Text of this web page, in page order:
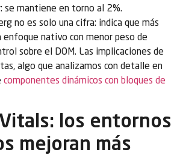
: se mantiene en torno al 2%.
no es solo una cifra: indica que más
enfoque nativo con menor peso de
sobre el DOM. Las implicaciones de
algo que analizamos con detalle en
componentes dinámicos con bloques de
los entornos
mejoran más